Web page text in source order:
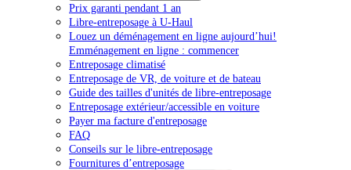
Prix garanti pendant 1 an
Libre-entreposage à U-Haul
Louez un déménagement en ligne aujourd’hui!
Emménagement en ligne : commencer
Entreposage climatisé
Entreposage de VR, de voiture et de bateau
Guide des tailles d'unités de libre-entreposage
Entreposage extérieur/accessible en voiture
Payer ma facture d'entreposage
FAQ
Conseils sur le libre-entreposage
Fournitures d’entreposage